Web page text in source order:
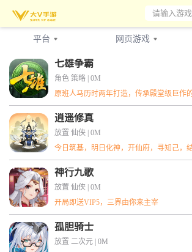
请输入游
平台
全部
网页游戏
全部
网页游戏
全部
卡牌
武侠 魔幻
二次元
策略 冒险
动漫
Q版 经营
七雄争霸
角色 策略 | 0M
原班人马历时两年打造，传承殿堂级巨作
逍遥修真
放置 仙侠 | 0M
今日筑基，明日化神，开仙府，寻知己，
神行九歌
放置 仙侠 | 0M
开局即送VIP5，三界由你来主宰
孤胆骑士
放置 二次元 | 0M